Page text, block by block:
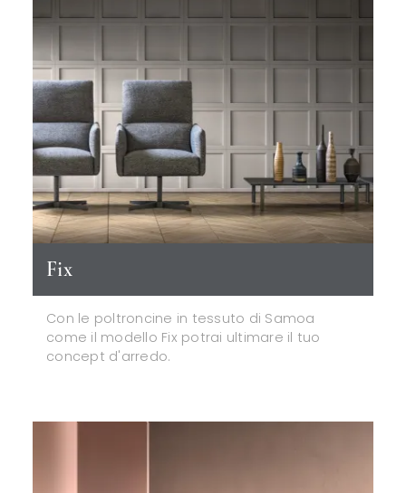
Fix
Con le poltroncine in tessuto di Samoa
come il modello Fix potrai ultimare il tuo
concept d'arredo.